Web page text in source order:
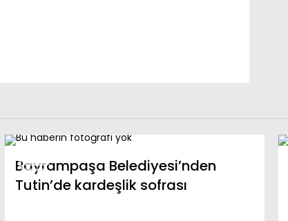
Bayrampaşa Belediyesi’nden
Tutin’de kardeşlik sofrası